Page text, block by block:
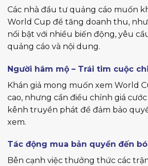
Các nhà đầu tư quảng cáo muốn
World Cup để tăng doanh thu,
nổi bật với nhiều biến động, yêu
quảng cáo và nội dung.
Người hâm mộ – Trái tim cuộc
Khán giả mong muốn xem World
cao, nhưng cần điều chỉnh giá
kênh truyền phát để đảm bảo
xem.
Tác động mua bản quyền đến
Bên cạnh việc thưởng thức các